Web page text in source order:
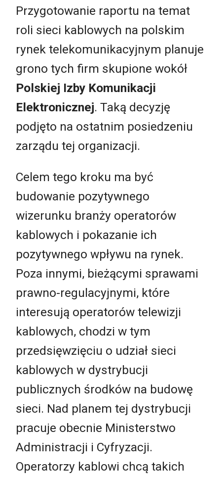
Przygotowanie raportu na temat
roli sieci kablowych na polskim
rynek telekomunikacyjnym planuje
grono tych firm skupione wokół
Polskiej Izby Komunikacji
Elektronicznej. Taką decyzję
podjęto na ostatnim posiedzeniu
zarządu tej organizacji.
Celem tego kroku ma być
budowanie pozytywnego
wizerunku branży operatorów
kablowych i pokazanie ich
pozytywnego wpływu na rynek.
Poza innymi, bieżącymi sprawami
prawno-regulacyjnymi, które
interesują operatorów telewizji
kablowych, chodzi w tym
przedsięwzięciu o udział sieci
kablowych w dystrybucji
publicznych środków na budowę
sieci. Nad planem tej dystrybucji
pracuje obecnie Ministerstwo
Administracji i Cyfryzacji.
Operatorzy kablowi chcą takich